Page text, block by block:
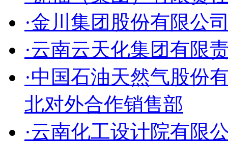
·金川集团股份有限公
·云南云天化集团有限
·中国石油天然气股份
北对外合作销售部
·云南化工设计院有限